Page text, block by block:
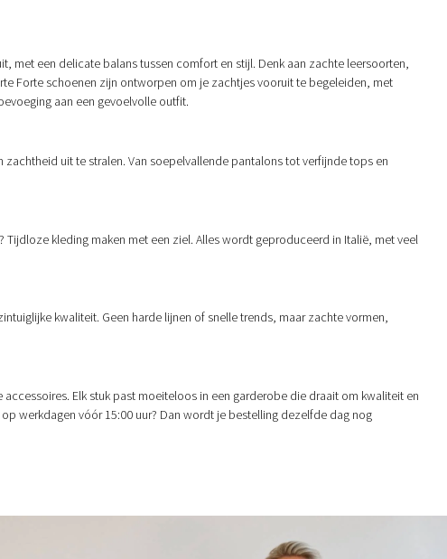
met een delicate balans tussen comfort en stijl. Denk aan zachte leersoorten,
Forte schoenen zijn ontworpen om je zachtjes vooruit te begeleiden, met
aan een gevoelvolle outfit.
uit te stralen. Van soepelvallende pantalons tot verfijnde tops en
kleding maken met een ziel. Alles wordt geproduceerd in Italië, met veel
kwaliteit. Geen harde lijnen of snelle trends, maar zachte vormen,
Elk stuk past moeiteloos in een garderobe die draait om kwaliteit en
werkdagen vóór 15:00 uur? Dan wordt je bestelling dezelfde dag nog